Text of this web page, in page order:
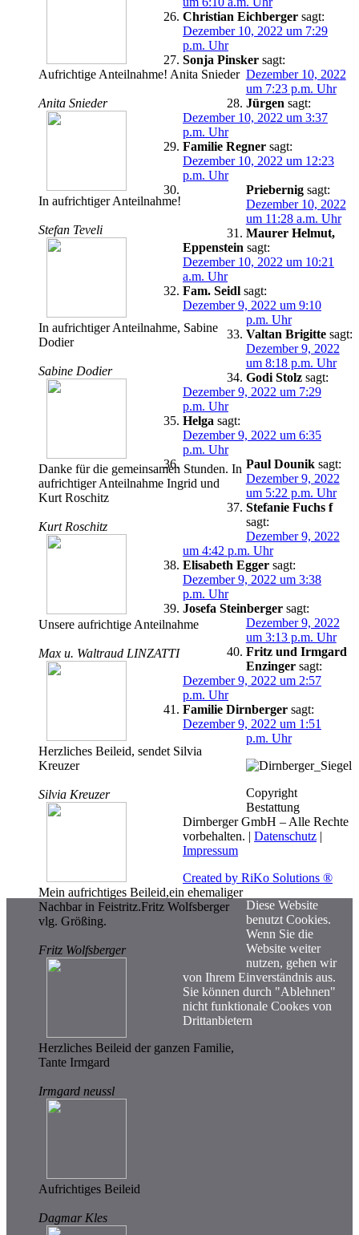
Aufrichtige Anteilnahme! Anita Snieder
Anita Snieder
In aufrichtiger Anteilnahme!
Stefan Teveli
In aufrichtiger Anteilnahme, Sabine
Dodier
Sabine Dodier
Danke für die gemeinsamen Stunden. In
aufrichtiger Anteilnahme Ingrid und
Kurt Roschitz
Kurt Roschitz
Unsere aufrichtige Anteilnahme
Max u. Waltraud LINZATTI
Herzliches Beileid, sendet Silvia
Kreuzer
Silvia Kreuzer
Mein aufrichtiges Beileid,ein ehemaliger
Nachbar in Feistritz.Fritz Wolfsberger
vlg. Größing.
Fritz Wolfsberger
Herzliches Beileid der ganzen Familie,
Tante Irmgard
Irmgard neussl
Aufrichtiges Beileid
Dagmar Kles
Christian Eichberger sagt:
Dezember 10, 2022 um 7:29
p.m. Uhr
Sonja Pinsker sagt:
Dezember 10, 2022
um 7:23 p.m. Uhr
Jürgen sagt:
Dezember 10, 2022 um 3:37
p.m. Uhr
Familie Regner sagt:
Dezember 10, 2022 um 12:23
p.m. Uhr
Priebernig sagt:
Dezember 10, 2022
um 11:28 a.m. Uhr
Maurer Helmut,
Eppenstein sagt:
Dezember 10, 2022 um 10:21
a.m. Uhr
Fam. Seidl sagt:
Dezember 9, 2022 um 9:10
p.m. Uhr
Valtan Brigitte sagt:
Dezember 9, 2022
um 8:18 p.m. Uhr
Godi Stolz sagt:
Dezember 9, 2022 um 7:29
p.m. Uhr
Helga sagt:
Dezember 9, 2022 um 6:35
p.m. Uhr
Paul Dounik sagt:
Dezember 9, 2022
um 5:22 p.m. Uhr
Stefanie Fuchs f
sagt:
Dezember 9, 2022
um 4:42 p.m. Uhr
Elisabeth Egger sagt:
Dezember 9, 2022 um 3:38
p.m. Uhr
Josefa Steinberger sagt:
Dezember 9, 2022
um 3:13 p.m. Uhr
Fritz und Irmgard
Enzinger sagt:
Dezember 9, 2022 um 2:57
p.m. Uhr
Familie Dirnberger sagt:
Dezember 9, 2022 um 1:51
p.m. Uhr
Copyright
Bestattung
Dirnberger GmbH – Alle Rechte
vorbehalten. | Datenschutz |
Impressum
Created by RiKo Solutions ®
Diese Website
benutzt Cookies.
Wenn Sie die
Website weiter
nutzen, gehen wir
von Ihrem Einverständnis aus.
Sie können durch "Ablehnen"
nicht funktionale Cookes von
Drittanbietern